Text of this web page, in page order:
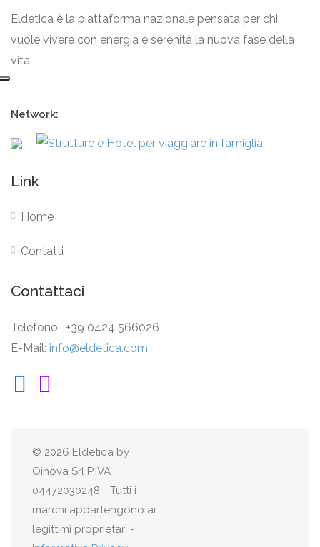
Eldetica è la piattaforma nazionale pensata per chi
vuole vivere con energia e serenità la nuova fase della
vita.
Network:
Link
Home
Contatti
Contattaci
Telefono: +39 0424 566026
E-Mail: info@eldetica.com
© 2026 Eldetica by
Oinova Srl P.IVA
04472030248 - Tutti i
marchi appartengono ai
legittimi proprietari -